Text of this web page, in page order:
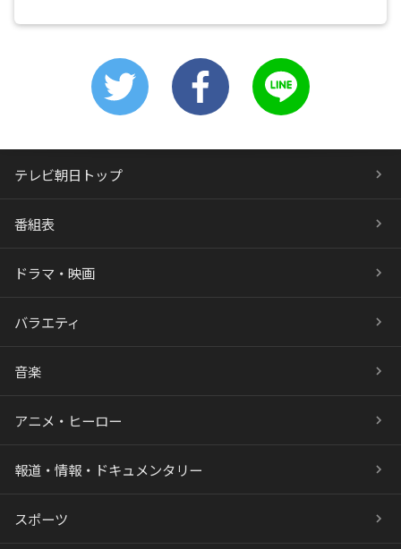
テレビ朝日トップ
番組表
ドラマ・映画
バラエティ
音楽
アニメ・ヒーロー
報道・情報・ドキュメンタリー
スポーツ